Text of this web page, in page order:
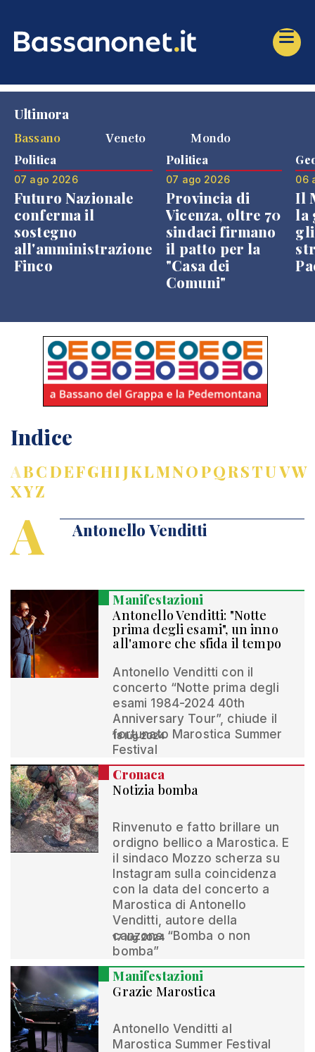
Ultimora
Bassano
Veneto Mondo
Politica
07 ago 2026
Futuro Nazionale
conferma il
sostegno
all'amministrazione
Finco
Politica
07 ago 2026
Provincia di
Vicenza, oltre 70
sindaci firmano
il patto per la
"Casa dei
Comuni"
06
Il
la
Indice
ABCDEFGHIJKLMNOPQRSTUVW
XYZ
A Antonello Venditti
Manifestazioni
Antonello Venditti: "Notte
prima degli esami", un inno
all'amore che sfida il tempo
Antonello Venditti con il
concerto “Notte prima degli
esami 1984-2024 40th
Anniversary Tour”, chiude il
fortunato Marostica Summer
Festival
18 lug 2024
Cronaca
Notizia bomba
Rinvenuto e fatto brillare un
ordigno bellico a Marostica. E
il sindaco Mozzo scherza su
Instagram sulla coincidenza
con la data del concerto a
Marostica di Antonello
Venditti, autore della
canzone “Bomba o non
bomba”
17 lug 2024
Manifestazioni
Grazie Marostica
Antonello Venditti al
Marostica Summer Festival